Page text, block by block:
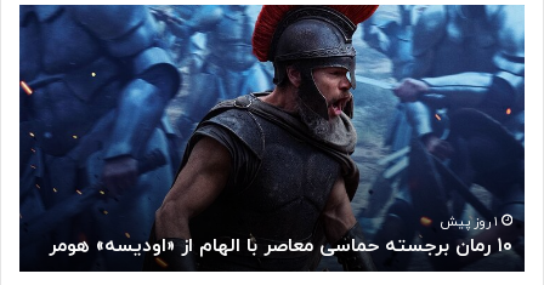
م
غ
ز
م
ت
ف
ک
ر
گ
و
گ
مغز متفکر گوگل از سمت خود